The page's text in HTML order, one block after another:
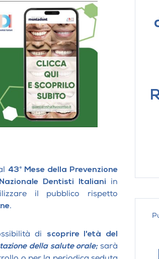
ALTRI
disabilità
Igiene Dentale
Endodonzia e
Denti sani,
terapia
e disturbi dello spettro autistico
43° Mese della Prevenzione
Dentisti Italiani in
il pubblico rispetto
di scoprire l'età del
della salute orale; sarà